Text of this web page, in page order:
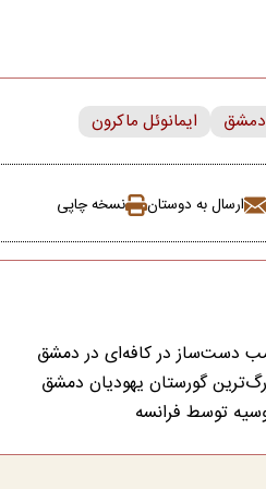
دمشق ایمانوئل ماکرون
ارسال به دوستان نسخه چاپی
دست‌ساز در کافه‌ای در دمشق
گورستان یهودیان دمشق
توسط فرانسه